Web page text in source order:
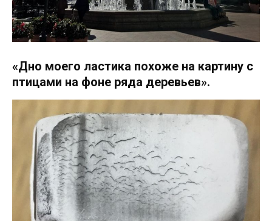
«Дно моего ластика похоже на картину с
птицами на фоне ряда деревьев».